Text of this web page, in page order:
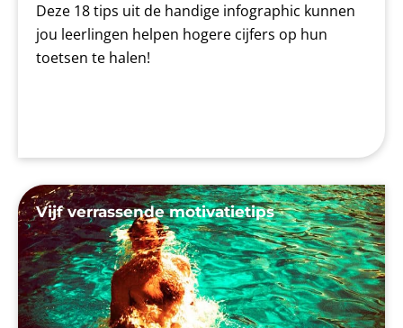
Deze 18 tips uit de handige infographic kunnen
jou leerlingen helpen hogere cijfers op hun
toetsen te halen!
Vijf verrassende motivatietips